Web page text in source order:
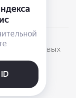
виниловых